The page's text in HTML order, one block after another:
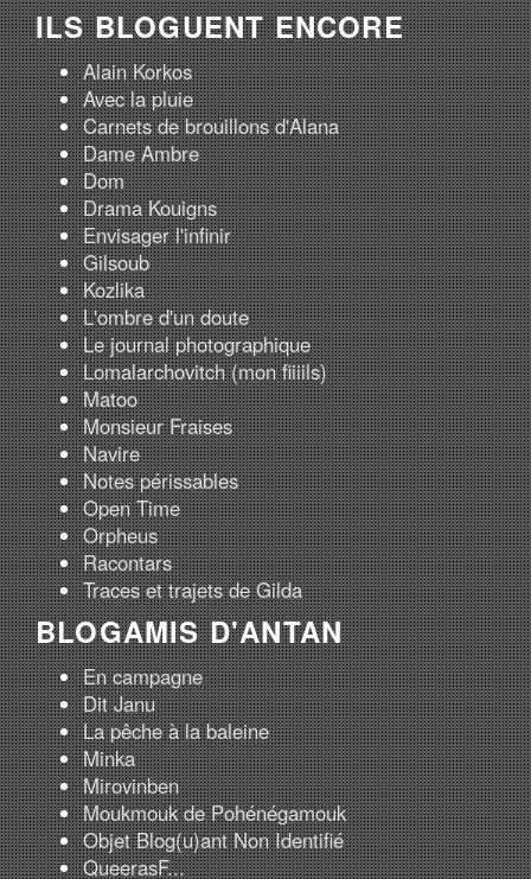
ILS BLOGUENT ENCORE
Alain Korkos
Avec la pluie
Carnets de brouillons d'Alana
Dame Ambre
Dom
Drama Kouigns
Envisager l'infinir
Gilsoub
Kozlika
L'ombre d'un doute
Le journal photographique
Lomalarchovitch (mon fiiiils)
Matoo
Monsieur Fraises
Navire
Notes périssables
Open Time
Orpheus
Racontars
Traces et trajets de Gilda
BLOGAMIS D'ANTAN
En campagne
Dit Janu
La pêche à la baleine
Minka
Mirovinben
Moukmouk de Pohénégamouk
Objet Blog(u)ant Non Identifié
QueerasF...